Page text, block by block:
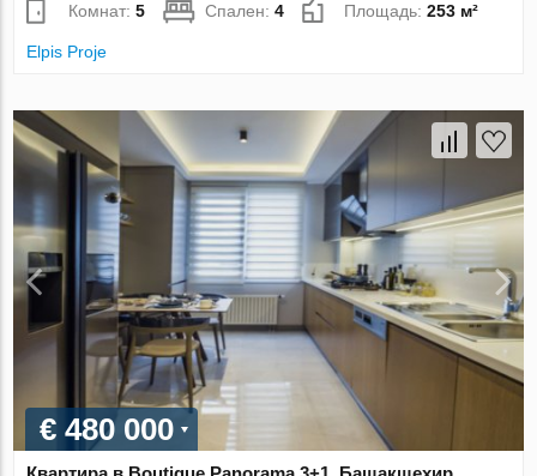
Комнат:5 Спален:4 Площадь:253 м²
Elpis Proje
€ 480 000